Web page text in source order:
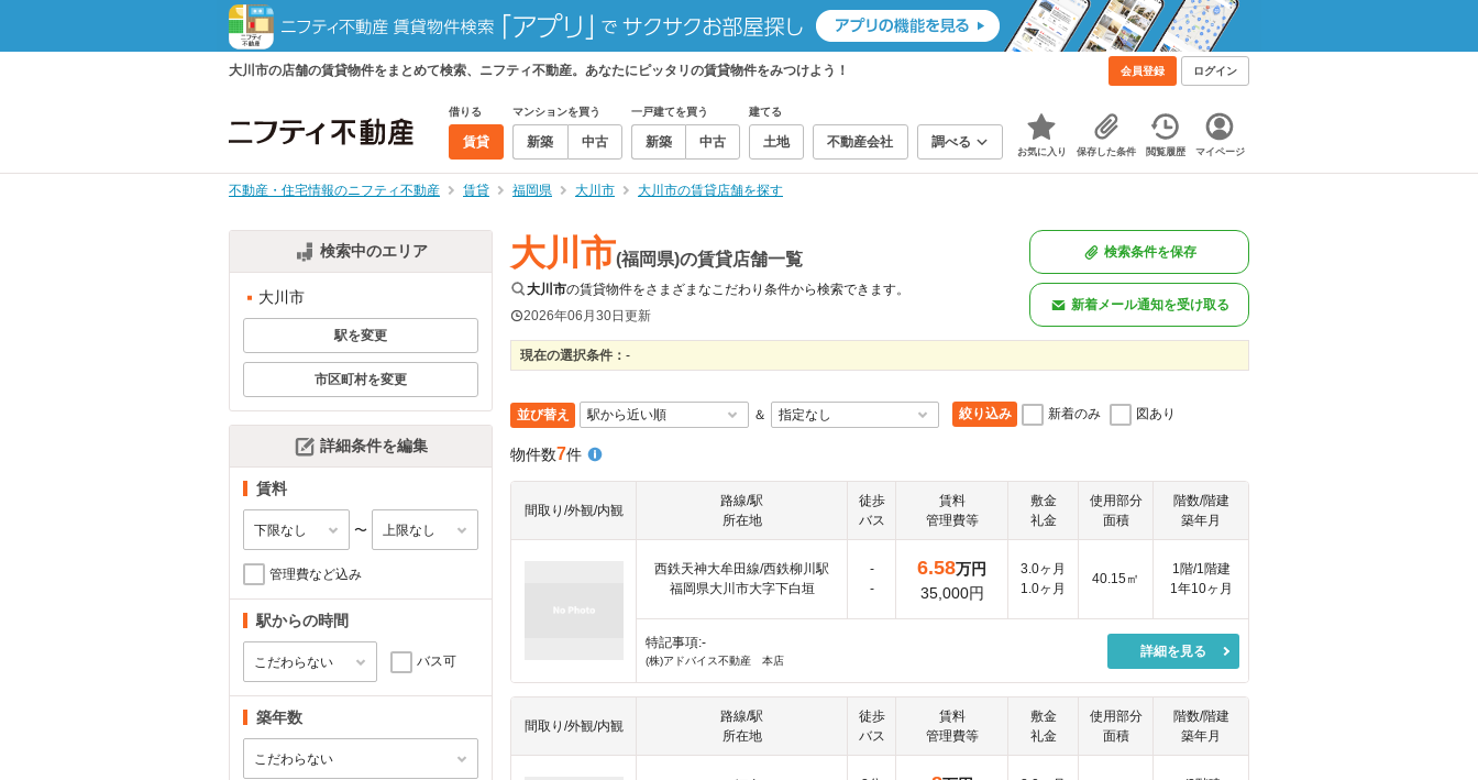
大川市の店舗の賃貸物件をまとめて検索、ニフティ不動産。あなたにピッタリの賃貸物件をみつけよう！ 会員登録 ログイン
借りる
賃貸
マンションを買う
新築 中古
一戸建てを買う
新築 中古
建てる
土地 不動産会社 調べる
お気に入り 保存した条件 閲覧履歴 マイページ
不動産・住宅情報のニフティ不動産 賃貸 福岡県 大川市 大川市の賃貸店舗を探す
検索中のエリア
大川市
駅を変更
市区町村を変更
詳細条件を編集
賃料
〜
管理費など込み
駅からの時間
バス可
築年数
大川市(福岡県)の賃貸店舗一覧
大川市の賃貸物件をさまざまなこだわり条件から検索できます。
2026年06月30日更新
検索条件を保存
新着メール通知を受け取る
現在の選択条件： -
並び替え ＆ 絞り込み 新着のみ 図あり
物件数7件
間取り/外観/内観
路線/駅
所在地
徒歩
バス
賃料
管理費等
敷金
礼金
使用部分
面積
階数/階建
築年月
西鉄天神大牟田線/西鉄柳川駅
福岡県大川市大字下白垣
-
-
6.58万円
35,000円
3.0ヶ月
1.0ヶ月
40.15㎡
1階/1階建
1年10ヶ月
特記事項:-
(株)アドバイス不動産 本店
詳細を見る
間取り/外観/内観
路線/駅
所在地
徒歩
バス
賃料
管理費等
敷金
礼金
使用部分
面積
階数/階建
築年月